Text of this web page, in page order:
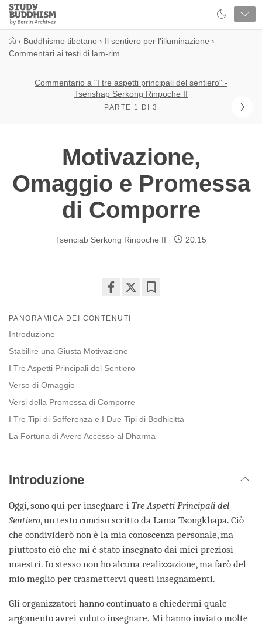
Close
Study
Buddhism
› Buddhismo tibetano › Il sentiero per l'illuminazione ›
Commentari ai testi di lam-rim
Commentario a "I tre aspetti principali del sentiero" -
Tsenshap Serkong Rinpoche II
PARTE 1 DI 3
Motivazione,
Omaggio e Promessa
di Comporre
Tsenciab Serkong Rinpoche II 20:15
on
PANORAMICA DEI CONTENUTI
Introduzione
Stabilire una Giusta Motivazione
I Tre Aspetti Principali del Sentiero
Verso di Omaggio
Versi della Promessa di Comporre
I Tre Tipi di Sofferenza e I Due Tipi di Bodhicitta
La Fortuna di Avere Accesso al Dharma
Introduzione
Oggi, sono qui per insegnare i Tre Aspetti Principali del
Sentiero, un testo conciso scritto da Lama Tsongkhapa. Ciò
che condividerò non è la mia conoscenza personale, ma
piuttosto ciò che mi è stato insegnato dai miei preziosi
maestri. Io stesso non ho alcuna realizzazione, ma farò del
mio meglio per trasmettervi questi insegnamenti.
Gli organizzatori hanno continuato a chiedermi quale
argomento avrei voluto insegnare. Mi hanno inviato molte